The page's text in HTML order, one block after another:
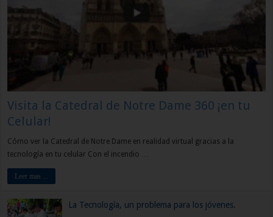
Visita la Catedral de Notre Dame 360 ¡en tu
Celular!
Cómo ver la Catedral de Notre Dame en realidad virtual gracias a la
tecnología en tu celular Con el incendio …
Leer mas ...
La Tecnología, un problema para los jóvenes.